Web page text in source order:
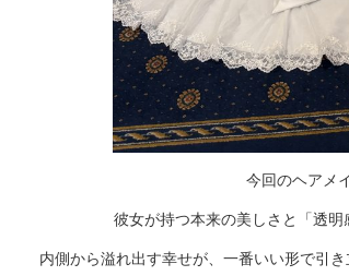
今回のヘアメ
彼女が持つ本来の美しさと「透明
内側から溢れ出す幸せが、一番いい形で引